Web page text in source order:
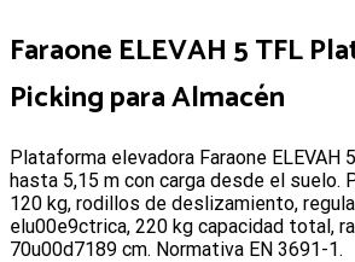
Faraone ELEVAH 5 TFL
Picking para Almacén
Plataforma elevadora Faraone ELEVAH
hasta 5,15 m con carga desde el suelo.
120 kg, rodillos de deslizamiento,
elu00e9ctrica, 220 kg capacidad total,
70u00d7189 cm. Normativa EN 3691-1.